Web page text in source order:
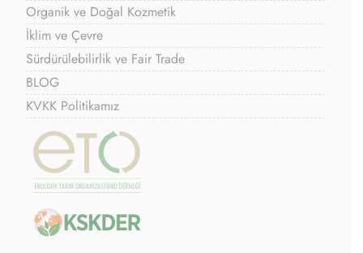
Organik ve Doğal Kozmetik
İklim ve Çevre
Sürdürülebilirlik ve Fair Trade
BLOG
KVKK Politikamız